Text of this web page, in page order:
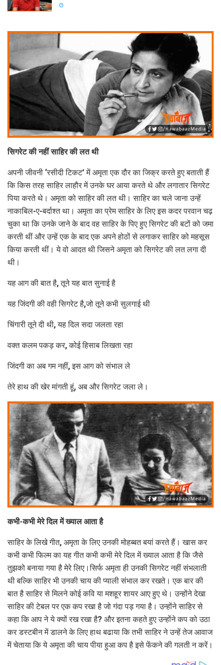
सिगरेट की नहीं साहिर की लत थी
अपनी जीवनी ‘रसीदी टिकट’ में अमृता एक दौर का जिक्र करते हुए बताती हैं
कि किस तरह साहिर लाहौर में उनके घर आया करते थे और लगातार सिगरेट
पिया करते थे। अमृता को साहिर की लत थी। साहिर का चले जाना उन्हें
नाकाबिल-ए-बर्दाश्त था। अमृता का प्रेम साहिर के लिए इस कदर परवान चढ़
चुका था कि उनके जाने के बाद वह साहिर के पिए हुए सिगरेट की बटों को जमा
करती थीं और उन्हें एक के बाद एक अपने होठों से लगाकर साहिर को महसूस
किया करती थीं। ये वो आदत थी जिसने अमृता को सिगरेट की लत लगा दी
थी।
यह आग की बात है, तूने यह बात सुनाई है
यह जिंदगी की वही सिगरेट है,जो तूने कभी सुलगाई थी
चिंगारी तूने दी थी, यह दिल सदा जलता रहा
वक्त कलम पकड़ कर, कोई हिसाब लिखता रहा
जिंदगी का अब गम नहीं, इस आग को संभाल ले
तेरे हाथ की खेर मांगती हूं, अब और सिगरेट जला ले।
कभी-कभी मेरे दिल में ख्याल आता है
साहिर के लिखे गीत, अमृता के लिए उनकी मोहब्बत बयां करते हैं। खास कर
कभी कभी फिल्म का यह गीत कभी कभी मेरे दिल में ख्याल आता है कि जैसे
तुझको बनाया गया है मेरे लिए।सिर्फ अमृता ही उनकी सिगरेट नहीं संभलाती
थी बल्कि साहिर भी उनकी चाय की प्याली संभाल कर रखते। एक बार की
बात है साहिर से मिलने कोई कवि या मशहूर शायर आए हुए थे। उन्होंने देखा
साहिर की टेबल पर एक कप रखा है जो गंदा पड़ गया है। उन्होंने साहिर से
कहा कि आप ने ये क्यों रख रखा है? और इतना कहते हुए उन्होंने कप को उठा
कर डस्टबीन में डालने के लिए हाथ बढाया कि तभी साहिर ने उन्हें तेज आवाज
में चेताया कि ये अमृता की चाय पीया हुआ कप है इसे फेंकने की गलती न करें।